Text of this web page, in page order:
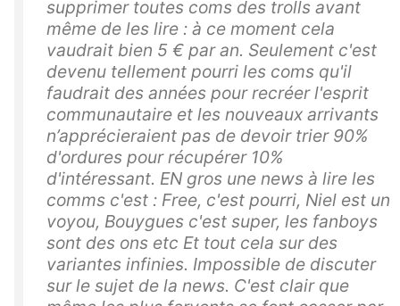
supprimer toutes coms des trolls avant
même de les lire : à ce moment cela
vaudrait bien 5 € par an. Seulement c'est
devenu tellement pourri les coms qu'il
faudrait des années pour recréer l'esprit
communautaire et les nouveaux arrivants
n’apprécieraient pas de devoir trier 90%
d'ordures pour récupérer 10%
d'intéressant. EN gros une news à lire les
comms c'est : Free, c'est pourri, Niel est un
voyou, Bouygues c'est super, les fanboys
sont des ons etc Et tout cela sur des
variantes infinies. Impossible de discuter
sur le sujet de la news. C'est clair que